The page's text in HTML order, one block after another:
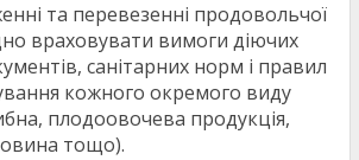
та перевезенні продовольчої
враховувати вимоги діючих
санітарних норм і правил
кожного окремого виду
плодоовочева продукція,
тощо).